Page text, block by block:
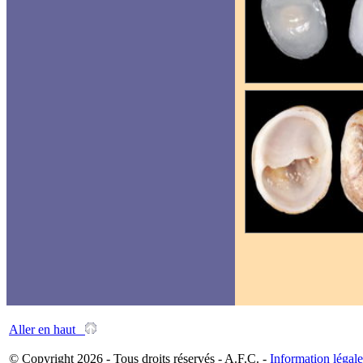
Aller en haut
© Copyright 2026 - Tous droits réservés - A.F.C. - Information légale